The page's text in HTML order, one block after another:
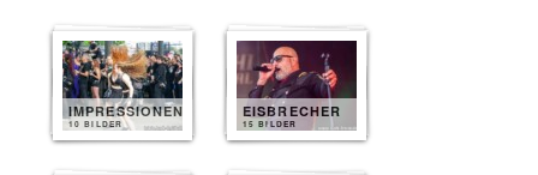
IMPRESSIONEN
10 BILDER
EISBRECHER
15 BILDER